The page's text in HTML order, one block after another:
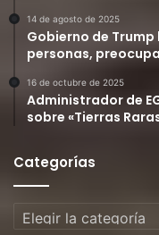
14 de agosto de 2025
Gobierno de
personas,
16 de octubre de 2025
Administrador de
sobre «Tierras
Categorías
Categorías